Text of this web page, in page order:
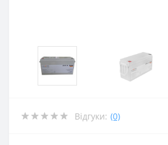
Відгуки: (0)